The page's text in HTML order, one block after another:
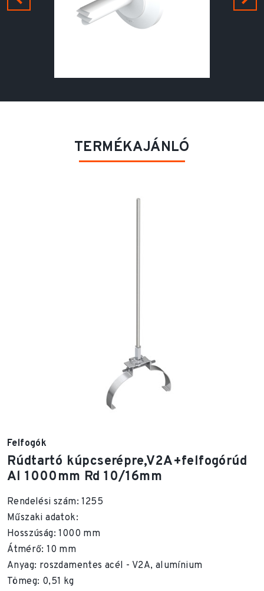
TERMÉKAJÁNLÓ
Felfogók
Rúdtartó kúpcserépre,V2A+felfogórúd
Al 1000mm Rd 10/16mm
Rendelési szám: 1255
Műszaki adatok:
Hosszúság: 1000 mm
Átmérő: 10 mm
Anyag: roszdamentes acél - V2A, alumínium
Tömeg: 0,51 kg